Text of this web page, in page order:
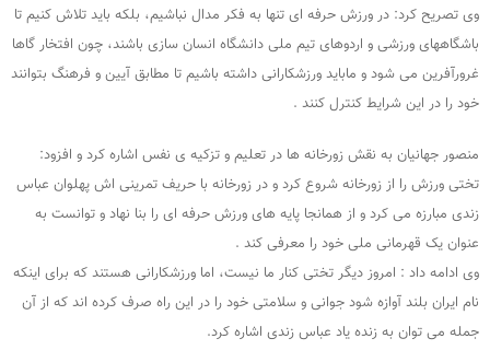
وی تصریح کرد: در ورزش حرفه ای تنها به فکر مدال نباشیم، بلکه باید تلاش کنیم تا
باشگاههای ورزشی و اردوهای تیم ملی دانشگاه انسان سازی باشند، چون افتخار گاها
غرورآفرین می شود و ماباید ورزشکارانی داشته باشیم تا مطابق آیین و فرهنگ بتوانند
خود را در این شرایط کنترل کنند .
منصور جهانیان به نقش زورخانه ها در تعلیم و تزکیه ی نفس اشاره کرد و افزود:
تختی ورزش را از زورخانه شروع کرد و در زورخانه با حریف تمرینی اش پهلوان عباس
زندی مبارزه می کرد و از همانجا پایه های ورزش حرفه ای را بنا نهاد و توانست به
عنوان یک قهرمانی ملی خود را معرفی کند .
وی ادامه داد : امروز دیگر تختی کنار ما نیست، اما ورزشکارانی هستند که برای اینکه
نام ایران بلند آوازه شود جوانی و سلامتی خود را در این راه صرف کرده اند که از آن
جمله می توان به زنده یاد عباس زندی اشاره کرد.